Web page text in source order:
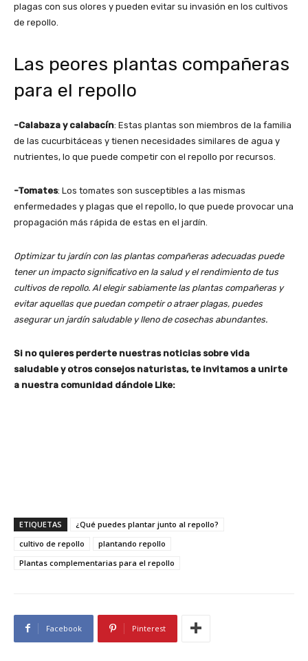
plagas con sus olores y pueden evitar su invasión en los cultivos
de repollo.
Las peores plantas compañeras
para el repollo
-Calabaza y calabacín: Estas plantas son miembros de la familia
de las cucurbitáceas y tienen necesidades similares de agua y
nutrientes, lo que puede competir con el repollo por recursos.
-Tomates: Los tomates son susceptibles a las mismas
enfermedades y plagas que el repollo, lo que puede provocar una
propagación más rápida de estas en el jardín.
Optimizar tu jardín con las plantas compañeras adecuadas puede
tener un impacto significativo en la salud y el rendimiento de tus
cultivos de repollo. Al elegir sabiamente las plantas compañeras y
evitar aquellas que puedan competir o atraer plagas, puedes
asegurar un jardín saludable y lleno de cosechas abundantes.
Si no quieres perderte nuestras noticias sobre vida
saludable y otros consejos naturistas, te invitamos a unirte
a nuestra comunidad dándole Like:
ETIQUETAS
¿Qué puedes plantar junto al repollo?
cultivo de repollo
plantando repollo
Plantas complementarias para el repollo
Facebook Pinterest